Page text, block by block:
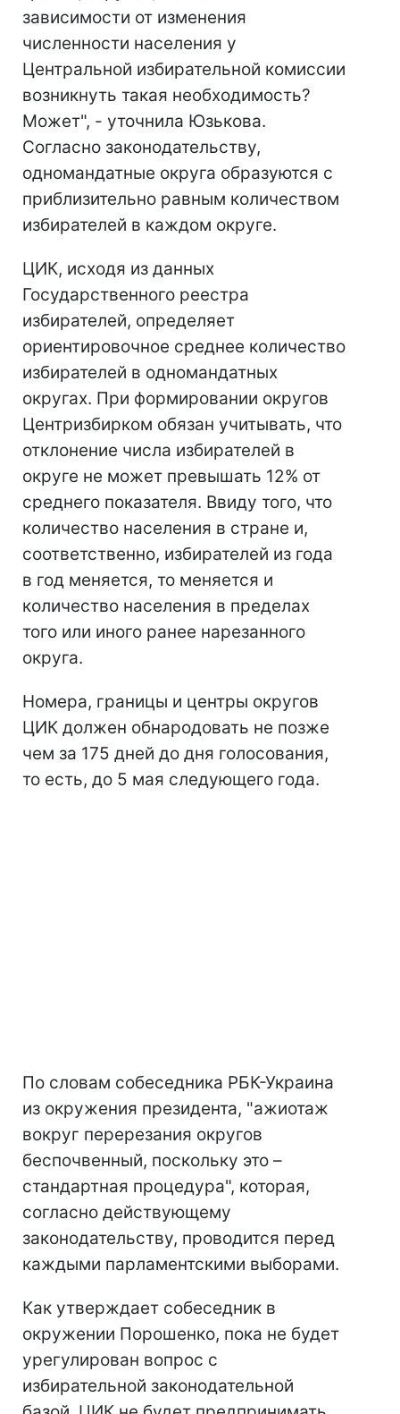
зависимости от изменения
численности населения у
Центральной избирательной комиссии
возникнуть такая необходимость?
Может", - уточнила Юзькова.
Согласно законодательству,
одномандатные округа образуются с
приблизительно равным количеством
избирателей в каждом округе.
ЦИК, исходя из данных
Государственного реестра
избирателей, определяет
ориентировочное среднее количество
избирателей в одномандатных
округах. При формировании округов
Центризбирком обязан учитывать, что
отклонение числа избирателей в
округе не может превышать 12% от
среднего показателя. Ввиду того, что
количество населения в стране и,
соответственно, избирателей из года
в год меняется, то меняется и
количество населения в пределах
того или иного ранее нарезанного
округа.
Номера, границы и центры округов
ЦИК должен обнародовать не позже
чем за 175 дней до дня голосования,
то есть, до 5 мая следующего года.
По словам собеседника РБК-Украина
из окружения президента, "ажиотаж
вокруг перерезания округов
беспочвенный, поскольку это –
стандартная процедура", которая,
согласно действующему
законодательству, проводится перед
каждыми парламентскими выборами.
Как утверждает собеседник в
окружении Порошенко, пока не будет
урегулирован вопрос с
избирательной законодательной